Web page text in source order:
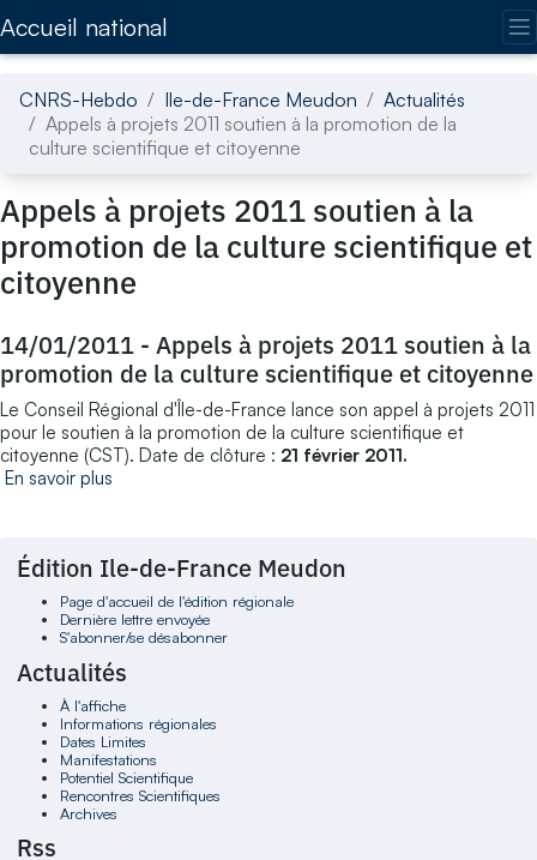
Accueil national
CNRS-Hebdo Ile-de-France Meudon
Actualités
Appels à projets 2011 soutien à la promotion de la
culture scientifique et citoyenne
Appels à projets 2011 soutien à la
promotion de la culture scientifique et
citoyenne
14/01/2011 - Appels à projets 2011 soutien à la
promotion de la culture scientifique et citoyenne
Le Conseil Régional d'Île-de-France lance son appel à projets 2011
pour le soutien à la promotion de la culture scientifique et
citoyenne (CST). Date de clôture : 21 février 2011.
En savoir plus
Édition Ile-de-France Meudon
Page d'accueil de l'édition régionale
Dernière lettre envoyée
S'abonner/se désabonner
Actualités
À l'affiche
Informations régionales
Dates Limites
Manifestations
Potentiel Scientifique
Rencontres Scientifiques
Archives
Rss